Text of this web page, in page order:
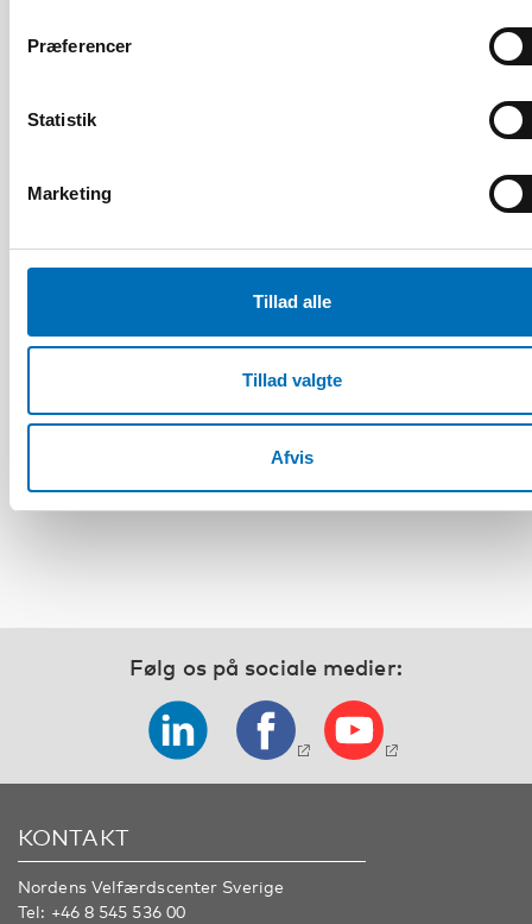
Præferencer
Statistik
Marketing
Tillad alle
Tillad valgte
Afvis
Det fjerde nordisk-baltiske møde om
handicappolitik og praksis: Inkluderende
Følg os på sociale medier:
KONTAKT
Nordens Velfærdscenter Sverige
Tel: +46 8 545 536 00